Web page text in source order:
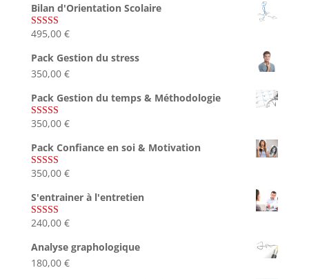
Bilan d'Orientation Scolaire
Note4.75
495,00 €
Pack Gestion du stress
350,00 €
Pack Gestion du temps & Méthodologie
Note5.00
350,00 €
Pack Confiance en soi & Motivation
Note5.00
350,00 €
S'entrainer à l'entretien
Note4.83
240,00 €
Analyse graphologique
180,00 €